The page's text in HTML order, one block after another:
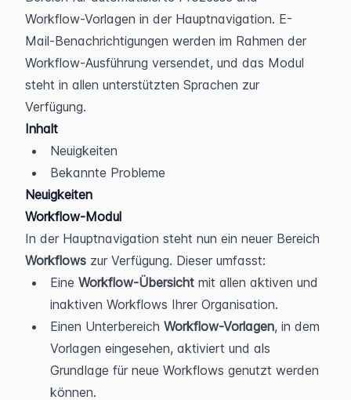
Workflow-Vorlagen in der Hauptnavigation. E-
Mail-Benachrichtigungen werden im Rahmen der
Workflow-Ausführung versendet, und das Modul
steht in allen unterstützten Sprachen zur
Verfügung.
Inhalt
Neuigkeiten
Bekannte Probleme
Neuigkeiten
Workflow-Modul
Workflows zur Verfügung. Dieser umfasst:
Eine Workflow-Übersicht mit allen aktiven und
inaktiven Workflows Ihrer Organisation.
Einen Unterbereich Workflow-Vorlagen, in dem
Vorlagen eingesehen, aktiviert und als
Grundlage für neue Workflows genutzt werden
können.